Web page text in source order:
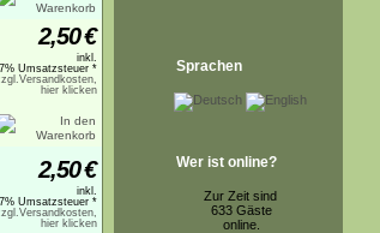
2,50€
inkl.
7% Umsatzsteuer *
hier klicken
2,50€
inkl.
7% Umsatzsteuer *
hier klicken
Sprachen
Wer ist online?
Zur Zeit sind
633 Gäste
online.